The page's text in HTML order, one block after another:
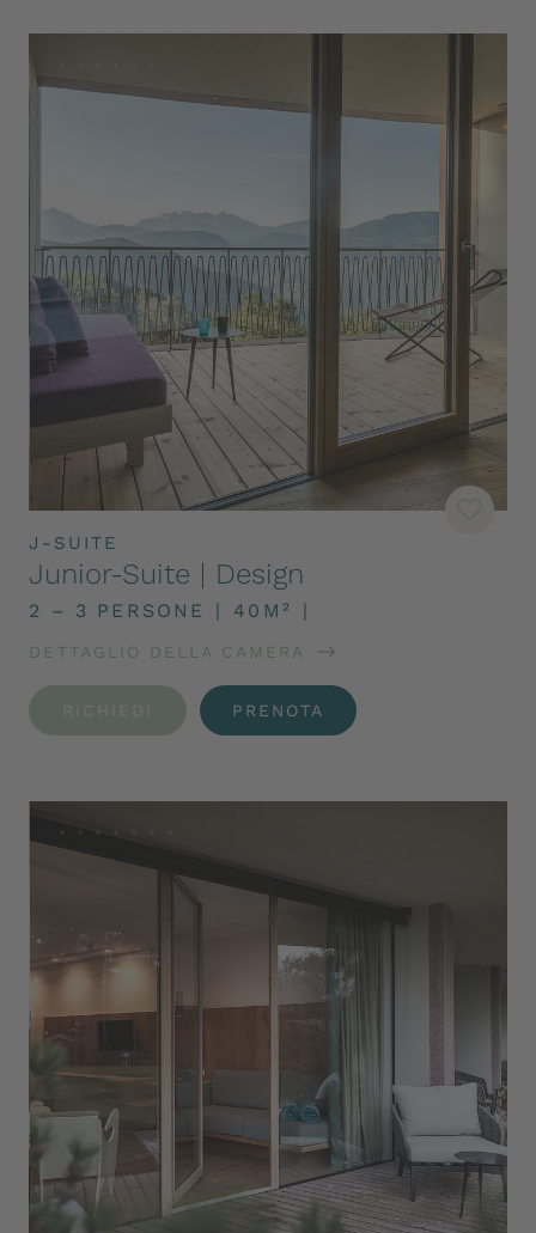
J-SUITE
Junior-Suite | Design
2 – 3 PERSONE 40M²
DETTAGLIO DELLA CAMERA
RICHIEDI PRENOTA